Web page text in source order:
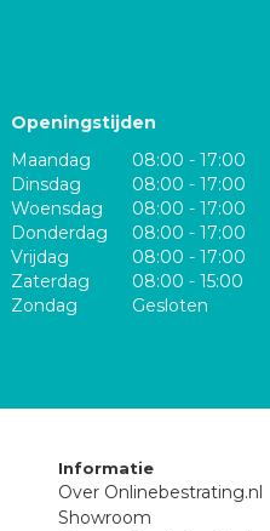
Openingstijden
Maandag
08:00 - 17:00
Dinsdag
08:00 - 17:00
Woensdag
08:00 - 17:00
Donderdag
08:00 - 17:00
Vrijdag
08:00 - 17:00
Zaterdag
08:00 - 15:00
Zondag
Gesloten
Informatie
Over Onlinebestrating.nl
Showroom